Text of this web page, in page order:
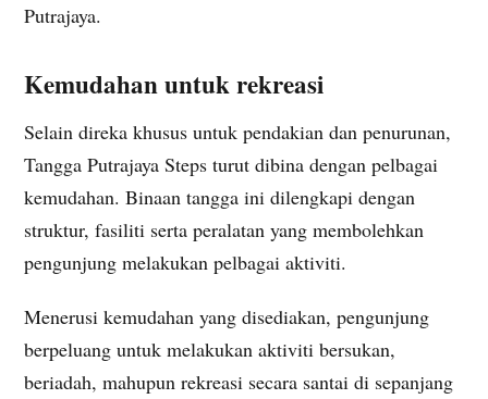
Putrajaya.
Kemudahan untuk rekreasi
Selain direka khusus untuk pendakian dan penurunan,
Tangga Putrajaya Steps turut dibina dengan pelbagai
kemudahan. Binaan tangga ini dilengkapi dengan
struktur, fasiliti serta peralatan yang membolehkan
pengunjung melakukan pelbagai aktiviti.
Menerusi kemudahan yang disediakan, pengunjung
berpeluang untuk melakukan aktiviti bersukan,
beriadah, mahupun rekreasi secara santai di sepanjang